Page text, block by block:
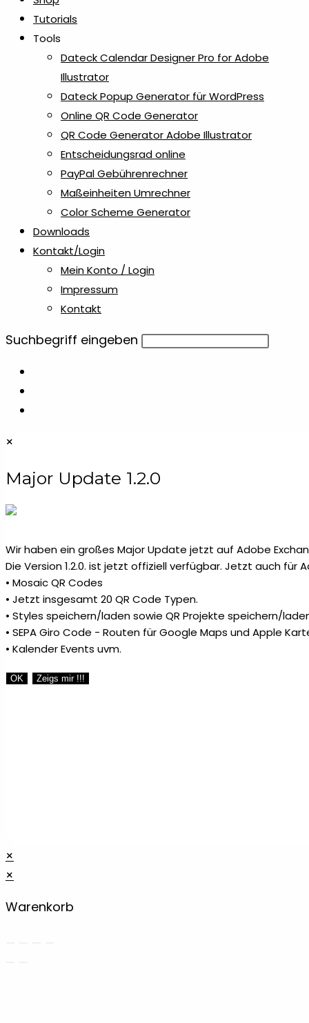
Tutorials
Tools
Dateck Calendar Designer Pro for Adobe
Illustrator
Dateck Popup Generator für WordPress
Online QR Code Generator
QR Code Generator Adobe Illustrator
Entscheidungsrad online
PayPal Gebührenrechner
Maßeinheiten Umrechner
Color Scheme Generator
Downloads
Kontakt/Login
Mein Konto / Login
Impressum
Kontakt
Diese
durchsuchen
Suchbegriff eingeben
×
Major Update 1.2.0
Wir haben ein großes Major Update jetzt auf Adobe
Die Version 1.2.0. ist jetzt offiziell verfügbar. Jetzt auch für
• Mosaic QR Codes
• Jetzt insgesamt 20 QR Code Typen.
• Styles speichern/laden sowie QR Projekte speichern/
• SEPA Giro Code - Routen für Google Maps und Apple
• Kalender Events uvm.
OK Zeigs mir !!!
×
×
Warenkorb